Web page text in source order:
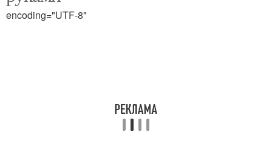
канализационной
системе
encoding="UTF-8"